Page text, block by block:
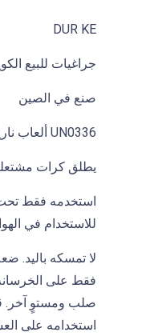
DUR KE
جراغيات للبيع
صنع في الصين
UN0336 ألعاب نارية للمستهلكين 1.4G
يطلق كرات
استخدمه فقط
للاستخدام في
لا تمسكه باليد.
فقط على
صلب ومستوٍ آخر.
استخدامه على